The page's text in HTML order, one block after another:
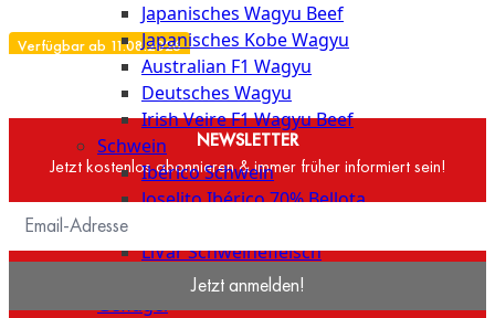
Japanisches Wagyu Beef
Japanisches Kobe Wagyu
Australian F1 Wagyu
Deutsches Wagyu
Irish Veire F1 Wagyu Beef
Schwein
Ibérico Schwein
Joselito Ibérico 70% Bellota
LiVar Schweinefleisch
Mangalitza Schwein
Geflügel
Verfügbar ab 11.08.2026
NEWSLETTER
Jetzt kostenlos abonnieren & immer früher informiert sein!
Jetzt anmelden!